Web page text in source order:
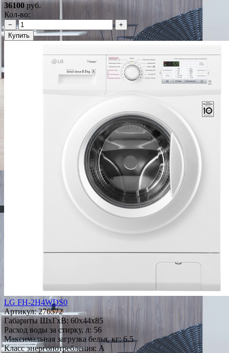
36100руб.
Кол-во:
−
+
Купить
LG FH-2H4WDS0
Артикул:276572
Габариты ШxГxВ: 60x44x85
Расход воды за стирку, л: 56
Максимальная загрузка белья, кг: 6.5
Класс энергопотребления: A